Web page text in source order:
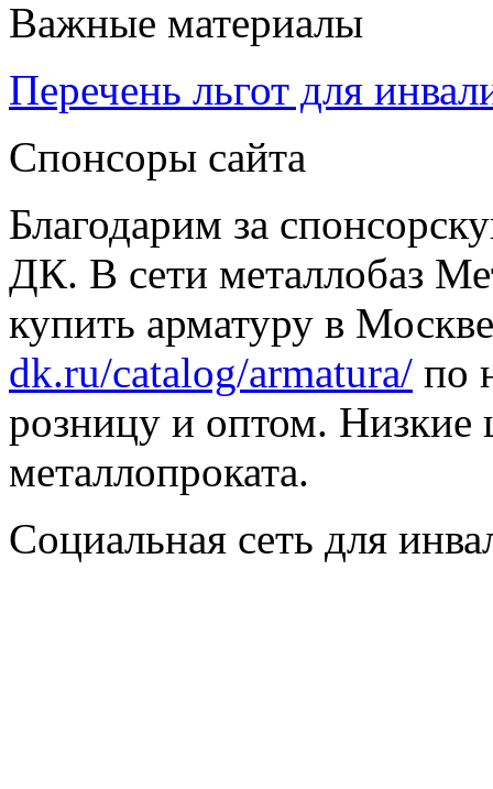
Важные материалы
Перечень льгот для
Спонсоры сайта
Благодарим за
ДК. В сети металлобаз
купить арматуру в
dk.ru/catalog/armatura/ по
розницу и оптом. Низкие
металлопроката.
Социальная сеть для